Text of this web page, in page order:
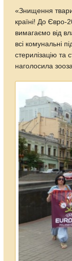
«Знищення
країні! До Євро-
вимагаємо від
всі комунальні
стерилізацію та
наголосила